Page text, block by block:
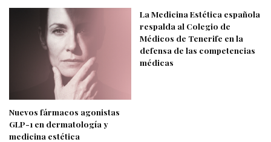
Nuevos fármacos agonistas
GLP-1 en dermatología y
medicina estética
La Medicina Estética española
respalda al Colegio de
Médicos de Tenerife en la
defensa de las competencias
médicas